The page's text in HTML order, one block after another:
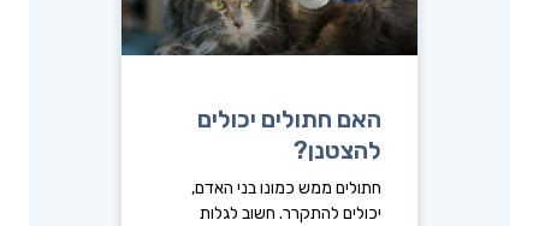
האם חתולים יכולים
להצטנן?
חתולים ממש כמונו בני האדם,
יכולים להתקרר. חשוב לגלות